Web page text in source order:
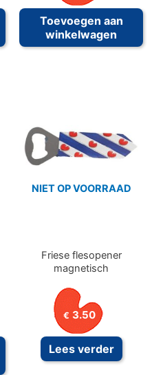
Toevoegen aan
winkelwagen
NIET OP VOORRAAD
Friese flesopener
magnetisch
€ 3.50
Lees verder